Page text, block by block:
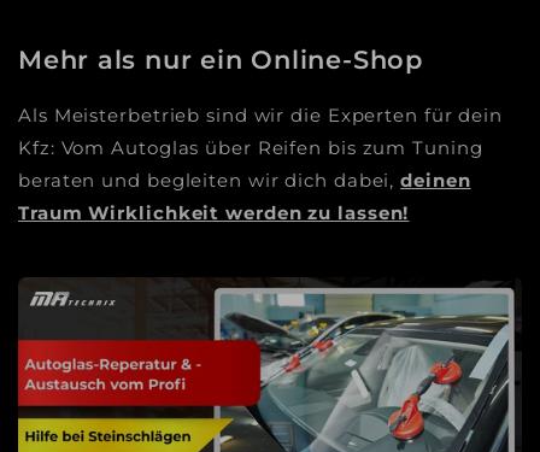
Mehr als nur ein Online-Shop
Als Meisterbetrieb sind wir die Experten für dein
Kfz: Vom Autoglas über Reifen bis zum Tuning
beraten und begleiten wir dich dabei,deinen
Traum Wirklichkeit werden zu lassen!